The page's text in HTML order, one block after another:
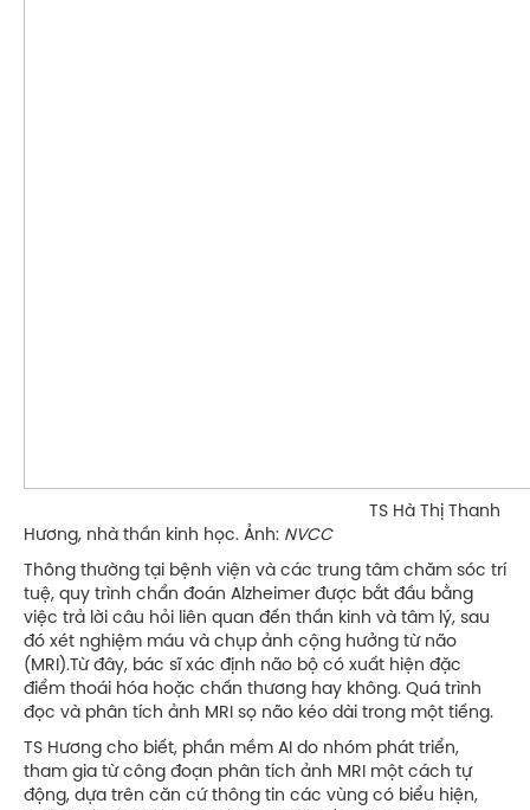
TS Hà Thị Thanh
Hương, nhà thần kinh học. Ảnh: NVCC
Thông thường tại bệnh viện và các trung tâm chăm sóc trí
tuệ, quy trình chẩn đoán Alzheimer được bắt đầu bằng
việc trả lời câu hỏi liên quan đến thần kinh và tâm lý, sau
đó xét nghiệm máu và chụp ảnh cộng hưởng từ não
(MRI).Từ đây, bác sĩ xác định não bộ có xuất hiện đặc
điểm thoái hóa hoặc chấn thương hay không. Quá trình
đọc và phân tích ảnh MRI sọ não kéo dài trong một tiếng.
TS Hương cho biết, phần mềm AI do nhóm phát triển,
tham gia từ công đoạn phân tích ảnh MRI một cách tự
động, dựa trên căn cứ thông tin các vùng có biểu hiện,